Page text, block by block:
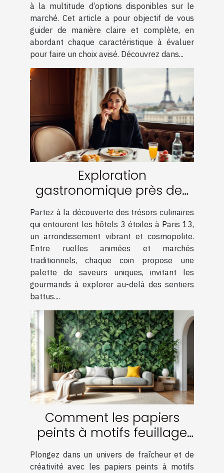
à la multitude d’options disponibles sur le
marché. Cet article a pour objectif de vous
guider de manière claire et complète, en
abordant chaque caractéristique à évaluer
pour faire un choix avisé. Découvrez dans...
Exploration
gastronomique près des
hôtels 3 étoiles à Paris 13
Partez à la découverte des trésors culinaires
qui entourent les hôtels 3 étoiles à Paris 13,
un arrondissement vibrant et cosmopolite.
Entre ruelles animées et marchés
traditionnels, chaque coin propose une
palette de saveurs uniques, invitant les
gourmands à explorer au-delà des sentiers
battus....
Comment les papiers
peints à motifs feuillage
transforment-ils votre
intérieur ?
Plongez dans un univers de fraîcheur et de
créativité avec les papiers peints à motifs